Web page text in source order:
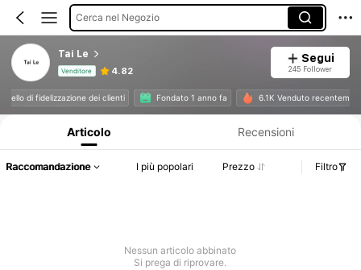
Cerca nel Negozio
Tai Le
Venditore 4.82
Segui
245 Follower
livello di fidelizzazione dei clienti Fondato 1 anno fa 6.1K Venduto Informazioni sul prodotto: Comunicazione del prezzo, dettagli su vendite e disponibilità.
Articolo Recensioni
Raccomandazione I più popolari Prezzo Filtro
Nessun articolo abbinato
Si prega di riprovare.